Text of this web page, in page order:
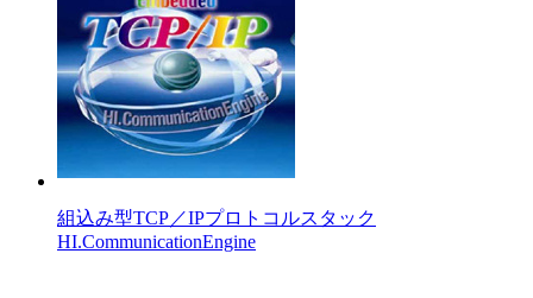
組込み型TCP／IPプロトコルスタック
HI.CommunicationEngine